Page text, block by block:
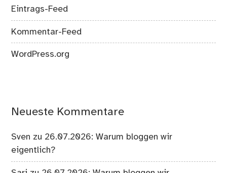
Eintrags-Feed
Kommentar-Feed
WordPress.org
Neueste Kommentare
Sven zu 26.07.2026: Warum bloggen wir
eigentlich?